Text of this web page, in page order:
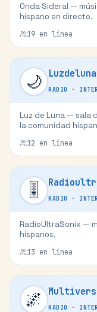
Onda Sideral —
hispano en directo.
19 en línea
🌙 Luzdeluna
RADIO ·
Luz de Luna — sala
la comunidad
12 en línea
🎚️ RADIO ·
RadioUltraSonix —
hispanos.
13 en línea
🌌 RADIO ·